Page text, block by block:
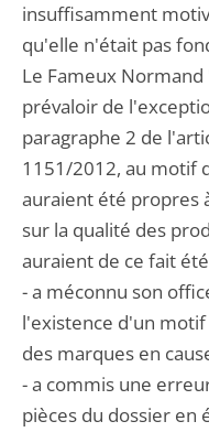
insuffisamment
qu'elle n'était pas
Le Fameux
prévaloir de
paragraphe 2 de
1151/2012, au motif
auraient été propres
sur la qualité des
auraient de ce fait
- a méconnu son
l'existence d'un
des marques en
- a commis une
pièces du dossier en